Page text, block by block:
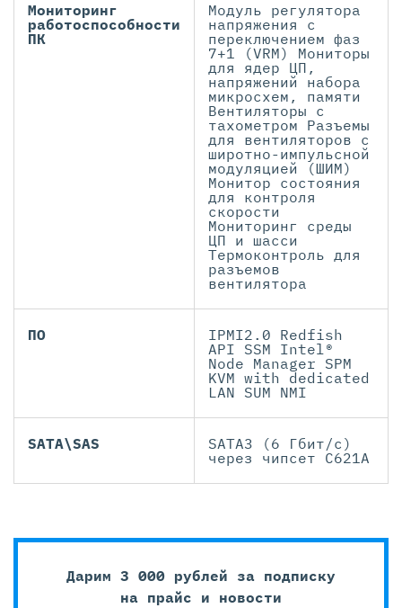
Мониторинг
работоспособности
ПК
Модуль регулятора
напряжения с
переключением фаз
7+1 (VRM) Мониторы
для ядер ЦП,
напряжений набора
микросхем, памяти
Вентиляторы с
тахометром Разъемы
для вентиляторов с
широтно-импульсной
модуляцией (ШИМ)
Монитор состояния
для контроля
скорости
Мониторинг среды
ЦП и шасси
Термоконтроль для
разъемов
вентилятора
ПО
IPMI2.0 Redfish
API SSM Intel®
Node Manager SPM
KVM with dedicated
LAN SUM NMI
SATA\SAS
SATA3 (6 Гбит/с)
через чипсет C621A
Дарим 3 000 рублей за подписку
на прайс и новости